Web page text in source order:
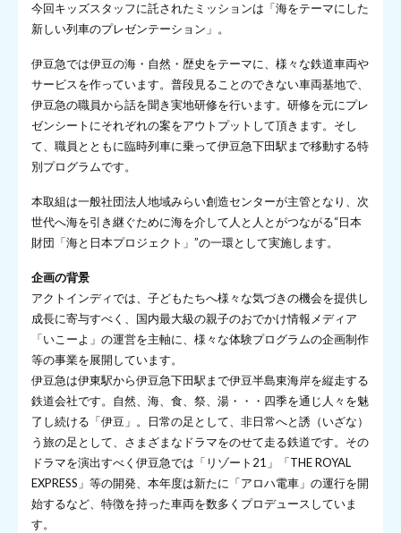
今回キッズスタッフに託されたミッションは「海をテーマにした
新しい列車のプレゼンテーション」。
伊豆急では伊豆の海・自然・歴史をテーマに、様々な鉄道車両や
サービスを作っています。普段見ることのできない車両基地で、
伊豆急の職員から話を聞き実地研修を行います。研修を元にプレ
ゼンシートにそれぞれの案をアウトプットして頂きます。そし
て、職員とともに臨時列車に乗って伊豆急下田駅まで移動する特
別プログラムです。
本取組は一般社団法人地域みらい創造センターが主管となり、次
世代へ海を引き継ぐために海を介して人と人とがつながる“日本
財団「海と日本プロジェクト」”の一環として実施します。
企画の背景
アクトインディでは、子どもたちへ様々な気づきの機会を提供し
成長に寄与すべく、国内最大級の親子のおでかけ情報メディア
「いこーよ」の運営を主軸に、様々な体験プログラムの企画制作
等の事業を展開しています。
伊豆急は伊東駅から伊豆急下田駅まで伊豆半島東海岸を縦走する
鉄道会社です。自然、海、食、祭、湯・・・四季を通じ人々を魅
了し続ける「伊豆」。日常の足として、非日常へと誘（いざな）
う旅の足として、さまざまなドラマをのせて走る鉄道です。その
ドラマを演出すべく伊豆急では「リゾート21」「THE ROYAL
EXPRESS」等の開発、本年度は新たに「アロハ電車」の運行を開
始するなど、特徴を持った車両を数多くプロデュースしていま
す。